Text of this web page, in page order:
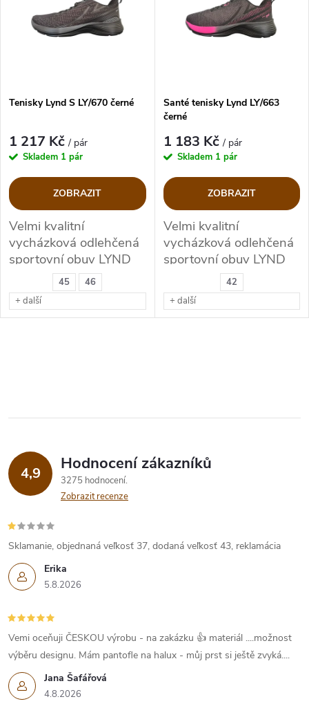
p
r
o
d
u
k
t
Abecedně
s
p
r
o
d
u
k
45
46
+ další
Tenisky Lynd S LY/670 černé
1 217 Kč/ pár
Skladem 1 pár
ZOBRAZIT
Velmi kvalitní
vycházková odlehčená
sportovní obuv LYND
42
+ další
Santé tenisky Lynd LY/663
černé
1 183 Kč/ pár
Skladem 1 pár
ZOBRAZIT
Velmi kvalitní
vycházková odlehčená
sportovní obuv LYND
l
d
a
c
í
p
r
v
k
y
4,9 Hodnocení zákazníků
3275 hodnocení
Zobrazit recenze
Erika
5.8.2026
Sklamanie, objednaná veľkosť 37, dodaná veľkosť 43, reklamácia
Jana Šafářová
4.8.2026
Vemi oceňuji ČESKOU výrobu - na zakázku 👍 materiál ....možnost
výběru designu. Mám pantofle na halux - můj prst si ještě zvyká....